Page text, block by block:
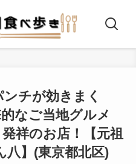
チが効きまく
なご当地グルメ
発祥のお店！【元祖
八】(東京都北区)